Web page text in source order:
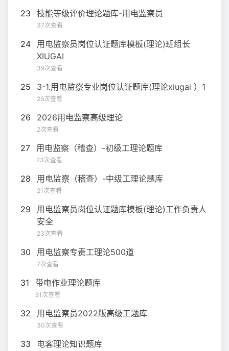
23 技能等级评价理论题库-用电监察员
37次查看
24
用电监察员岗位认证题库模板(理论)班组长
XIUGAI
39次查看
25 3-1.用电监察专业岗位认证题库(理论xiugai ）1
26次查看
26 2026用电监察高级理论
2次查看
27 用电监察（稽查）-初级工理论题库
23次查看
28 用电监察（稽查）-中级工理论题库
21次查看
29
用电监察员岗位认证题库模板(理论)工作负责人
安全
23次查看
30 用电监察专责工理论500道
7次查看
31 带电作业理论题库
61次查看
32 用电监察员2022版高级工题库
30次查看
33 电客理论知识题库